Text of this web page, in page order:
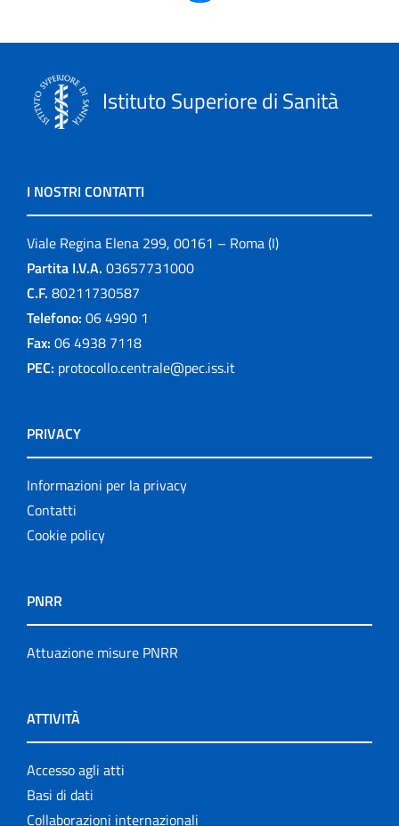
Istituto Superiore di Sanità
I NOSTRI CONTATTI
Viale Regina Elena 299, 00161 – Roma (I)
Partita I.V.A. 03657731000
C.F. 80211730587
Telefono: 06 4990 1
Fax: 06 4938 7118
PEC: protocollo.centrale@pec.iss.it
PRIVACY
Informazioni per la privacy
Contatti
Cookie policy
PNRR
Attuazione misure PNRR
ATTIVITÀ
Accesso agli atti
Basi di dati
Collaborazioni internazionali